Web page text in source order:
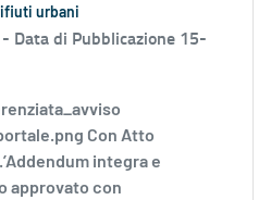
urbani
Data di Pubblicazione 15-
Con Atto
integra e
approvato con